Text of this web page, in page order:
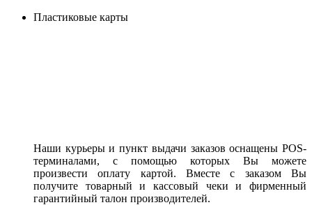
Пластиковые карты
Наши курьеры и пункт выдачи заказов оснащены POS-
терминалами, с помощью которых Вы можете
произвести оплату картой. Вместе с заказом Вы
получите товарный и кассовый чеки и фирменный
гарантийный талон производителей.